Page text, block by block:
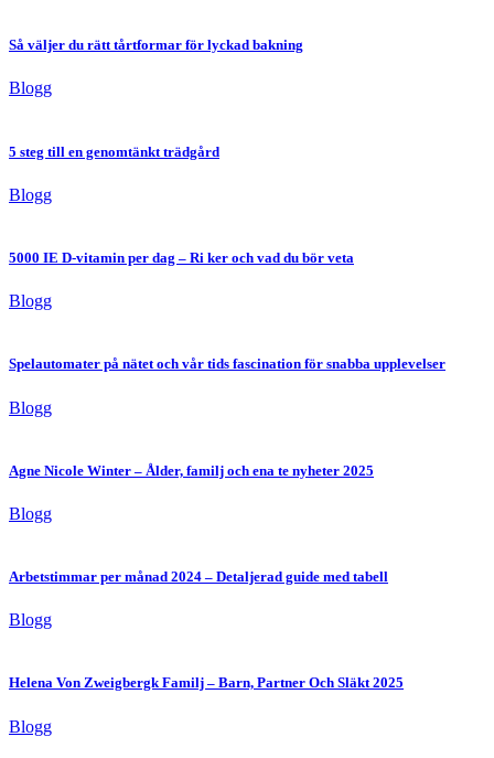
Så väljer du rätt tårtformar för lyckad bakning
Blogg
5 steg till en genomtänkt trädgård
Blogg
5000 IE D-vitamin per dag – Ri ker och vad du bör veta
Blogg
Spelautomater på nätet och vår tids fascination för snabba upplevelser
Blogg
Agne Nicole Winter – Ålder, familj och ena te nyheter 2025
Blogg
Arbetstimmar per månad 2024 – Detaljerad guide med tabell
Blogg
Helena Von Zweigbergk Familj – Barn, Partner Och Släkt 2025
Blogg